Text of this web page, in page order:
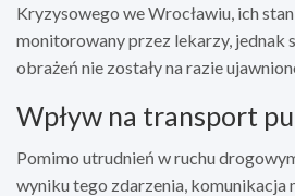
Kryzysowego we Wrocławiu, ich
monitorowany przez lekarzy, jednak
obrażeń nie zostały na razie
Wpływ na transport
Pomimo utrudnień w ruchu
wyniku tego zdarzenia, komunikacja